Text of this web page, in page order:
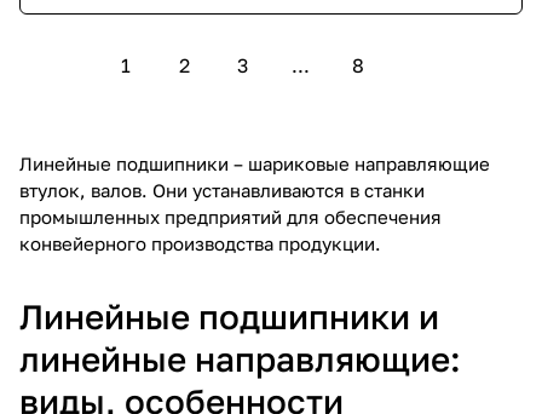
1 2 3 ... 8
Линейные подшипники – шариковые направляющие
втулок, валов. Они устанавливаются в станки
промышленных предприятий для обеспечения
конвейерного производства продукции.
Линейные подшипники и
линейные направляющие:
виды, особенности